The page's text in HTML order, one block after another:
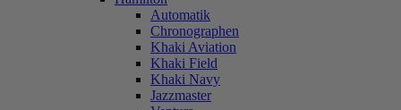
Automatik
Chronographen
Khaki Aviation
Khaki Field
Khaki Navy
Jazzmaster